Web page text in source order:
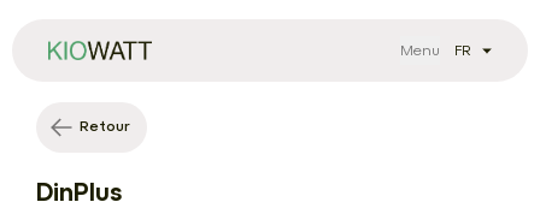
Menu
Retour
DinPlus